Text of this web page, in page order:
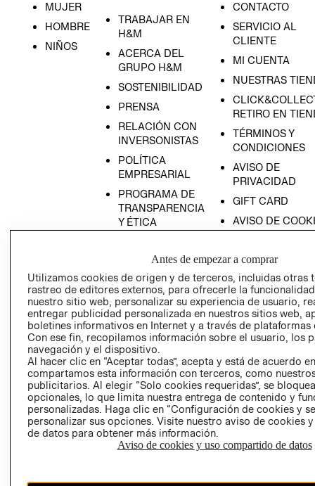
MUJER
HOMBRE
NIÑOS
TRABAJAR EN
H&M
ACERCA DEL
GRUPO H&M
SOSTENIBILIDAD
PRENSA
RELACIÓN CON
INVERSONISTAS
POLÍTICA
EMPRESARIAL
PROGRAMA DE
TRANSPARENCIA
Y ÉTICA
PROGRAMA DE
Y ÉTICA (INGLÉS)
CONTACTO
SERVICIO AL
CLIENTE
MI CUENTA
NUESTRAS
RETIRO EN
TÉRMINOS Y
CONDICIONES
AVISO DE
PRIVACIDAD
GIFT CARD
AVISO DE
COMERCIO - SIC
PETICIONES
QUEJAS Y
RECLAMOS
Colombia ($)
CAMBIAR REGIÓN
Antes de empezar a comprar
Utilizamos cookies de origen y de terceros, incluidas otras
rastreo de editores externos, para ofrecerle la
nuestro sitio web, personalizar su experiencia de usuario,
entregar publicidad personalizada en nuestros sitios web,
boletines informativos en Internet y a través de plataformas
Con ese fin, recopilamos información sobre el usuario, los
navegación y el dispositivo.
Al hacer clic en “Aceptar todas”, acepta y está de acuerdo
compartamos esta información con terceros, como
publicitarios. Al elegir “Solo cookies requeridas”, se
opcionales, lo que limita nuestra entrega de contenido y
personalizadas. Haga clic en “Configuración de cookies y
personalizar sus opciones. Visite nuestro aviso de cookies
de datos para obtener más información.
Aviso de cookies y uso compartido de datos